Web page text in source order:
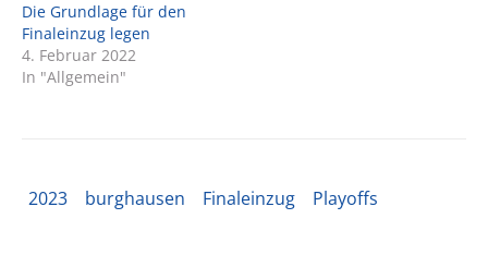
Die Grundlage für den
Finaleinzug legen
4. Februar 2022
In "Allgemein"
2023 burghausen Finaleinzug Playoffs